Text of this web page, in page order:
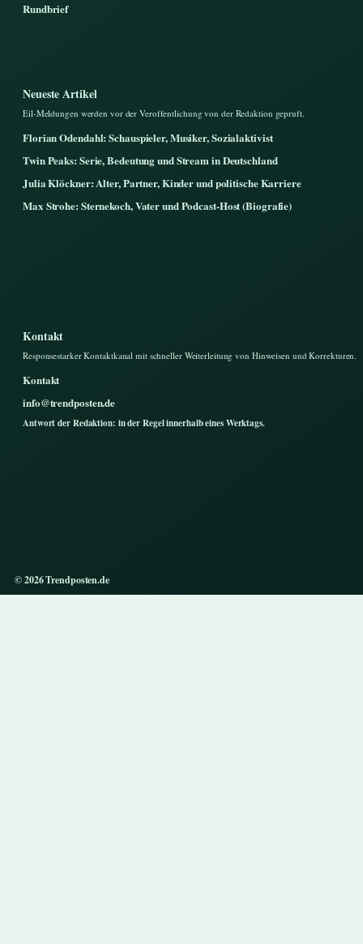
Rundbrief
Neueste Artikel
Eil-Meldungen werden vor der Veroffentlichung von der Redaktion gepruft.
Florian Odendahl: Schauspieler, Musiker, Sozialaktivist
Twin Peaks: Serie, Bedeutung und Stream in Deutschland
Julia Klöckner: Alter, Partner, Kinder und politische Karriere
Max Strohe: Sternekoch, Vater und Podcast-Host (Biografie)
Kontakt
Responsestarker Kontaktkanal mit schneller Weiterleitung von Hinweisen und Korrekturen.
Kontakt
info@trendposten.de
Antwort der Redaktion: in der Regel innerhalb eines Werktags.
© 2026 Trendposten.de